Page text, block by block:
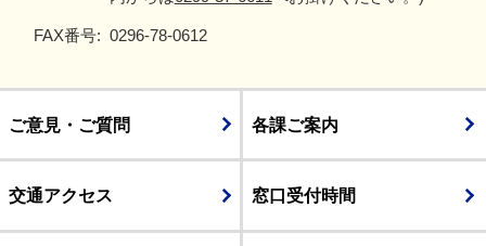
FAX番号: 0296-78-0612
ご意見・ご質問 各課ご案内
交通アクセス 窓口受付時間